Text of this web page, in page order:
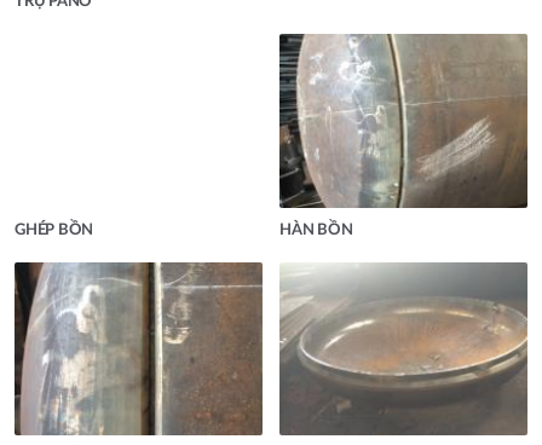
GHÉP BỒN HÀN BỒN